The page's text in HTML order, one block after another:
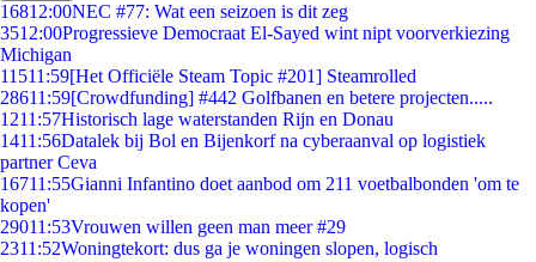
16812:00NEC #77: Wat een seizoen is dit zeg
3512:00Progressieve Democraat El-Sayed wint nipt voorverkiezing
Michigan
11511:59[Het Officiële Steam Topic #201] Steamrolled
28611:59[Crowdfunding] #442 Golfbanen en betere projecten.....
1211:57Historisch lage waterstanden Rijn en Donau
1411:56Datalek bij Bol en Bijenkorf na cyberaanval op logistiek
partner Ceva
16711:55Gianni Infantino doet aanbod om 211 voetbalbonden 'om te
kopen'
29011:53Vrouwen willen geen man meer #29
2311:52Woningtekort: dus ga je woningen slopen, logisch